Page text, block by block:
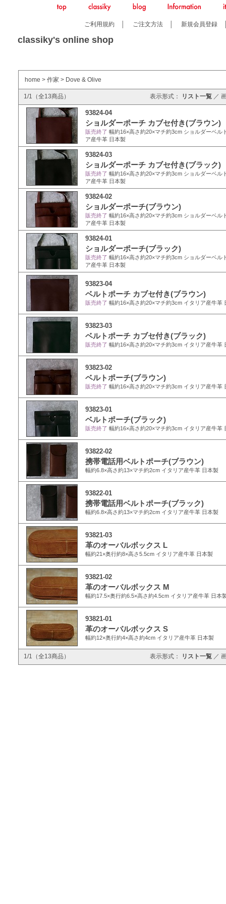
ご利用規約 ご注文方法 新規会員登録
classiky's online shop
home > 作家 > Dove & Olive
1/1（全13商品） 表示形式： リスト一覧 ／
93824-04
ショルダーポーチ カブセ付き(ブラウン)
販売終了 幅約16×高さ約20×マチ約3cm ショルダーベル
ア産牛革 日本製
93824-03
ショルダーポーチ カブセ付き(ブラック)
販売終了 幅約16×高さ約20×マチ約3cm ショルダーベル
ア産牛革 日本製
93824-02
ショルダーポーチ(ブラウン)
販売終了 幅約16×高さ約20×マチ約3cm ショルダーベル
ア産牛革 日本製
93824-01
ショルダーポーチ(ブラック)
販売終了 幅約16×高さ約20×マチ約3cm ショルダーベル
ア産牛革 日本製
93823-04
ベルトポーチ カブセ付き(ブラウン)
販売終了 幅約16×高さ約20×マチ約3cm イタリア産牛革
93823-03
ベルトポーチ カブセ付き(ブラック)
販売終了 幅約16×高さ約20×マチ約3cm イタリア産牛革
93823-02
ベルトポーチ(ブラウン)
販売終了 幅約16×高さ約20×マチ約3cm イタリア産牛革
93823-01
ベルトポーチ(ブラック)
販売終了 幅約16×高さ約20×マチ約3cm イタリア産牛革
93822-02
携帯電話用ベルトポーチ(ブラウン)
幅約6.8×高さ約13×マチ約2cm イタリア産牛革 日本製
93822-01
携帯電話用ベルトポーチ(ブラック)
幅約6.8×高さ約13×マチ約2cm イタリア産牛革 日本製
93821-03
革のオーバルボックス L
幅約21×奥行約8×高さ5.5cm イタリア産牛革 日本製
93821-02
革のオーバルボックス M
幅約17.5×奥行約6.5×高さ約4.5cm イタリア産牛革 日本
93821-01
革のオーバルボックス S
幅約12×奥行約4×高さ約4cm イタリア産牛革 日本製
1/1（全13商品） 表示形式： リスト一覧 ／